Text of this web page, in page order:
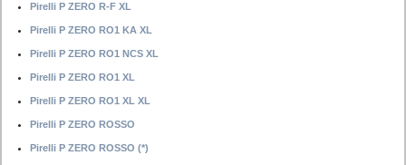
Pirelli P ZERO R-F XL
Pirelli P ZERO RO1 KA XL
Pirelli P ZERO RO1 NCS XL
Pirelli P ZERO RO1 XL
Pirelli P ZERO RO1 XL XL
Pirelli P ZERO ROSSO
Pirelli P ZERO ROSSO (*)